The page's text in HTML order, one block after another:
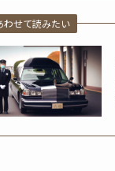
わせて読みたい